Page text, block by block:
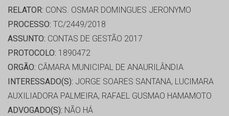
RELATOR: CONS. OSMAR DOMINGUES JERONYMO
PROCESSO: TC/2449/2018
ASSUNTO: CONTAS DE GESTÃO 2017
PROTOCOLO: 1890472
ORGÃO: CÂMARA MUNICIPAL DE ANAURILÂNDIA
INTERESSADO(S): JORGE SOARES SANTANA, LUCIMARA
AUXILIADORA PALMEIRA, RAFAEL GUSMAO HAMAMOTO
ADVOGADO(S): NÃO HÁ